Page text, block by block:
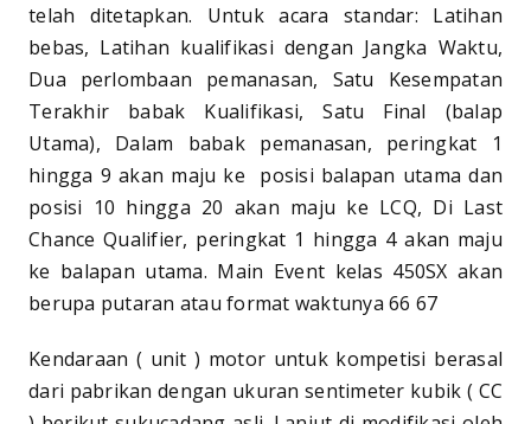
telah ditetapkan. Untuk acara standar: Latihan
bebas, Latihan kualifikasi dengan Jangka Waktu,
Dua perlombaan pemanasan, Satu Kesempatan
Terakhir babak Kualifikasi, Satu Final (balap
Utama), Dalam babak pemanasan, peringkat 1
hingga 9 akan maju ke posisi balapan utama dan
posisi 10 hingga 20 akan maju ke LCQ, Di Last
Chance Qualifier, peringkat 1 hingga 4 akan maju
ke balapan utama. Main Event kelas 450SX akan
berupa putaran atau format waktunya 66 67
Kendaraan ( unit ) motor untuk kompetisi berasal
dari pabrikan dengan ukuran sentimeter kubik ( CC